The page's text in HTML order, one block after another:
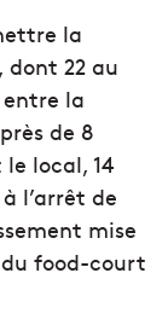
la
dont 22 au
la
de 8
local, 14
l’arrêt de
mise
food-court